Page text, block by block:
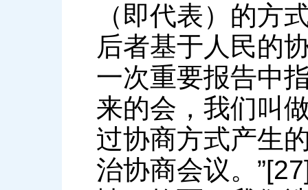
（即代表）的方
后者基于人民的
一次重要报告中
来的会，我们叫
过协商方式产生
治协商会议。